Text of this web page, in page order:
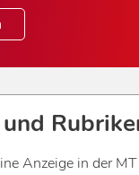
Anzeige in der